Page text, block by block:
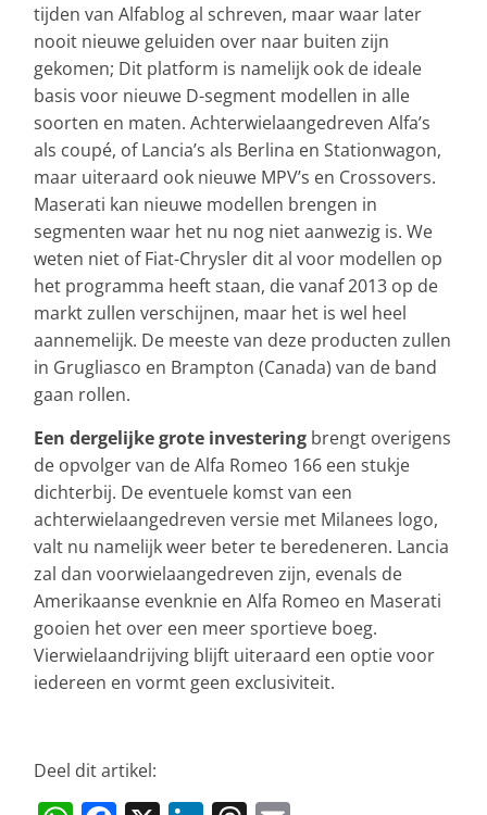
tijden van Alfablog al schreven, maar waar later
nooit nieuwe geluiden over naar buiten zijn
gekomen; Dit platform is namelijk ook de ideale
basis voor nieuwe D-segment modellen in alle
soorten en maten. Achterwielaangedreven Alfa’s
als coupé, of Lancia’s als Berlina en Stationwagon,
maar uiteraard ook nieuwe MPV’s en Crossovers.
Maserati kan nieuwe modellen brengen in
segmenten waar het nu nog niet aanwezig is. We
weten niet of Fiat-Chrysler dit al voor modellen op
het programma heeft staan, die vanaf 2013 op de
markt zullen verschijnen, maar het is wel heel
aannemelijk. De meeste van deze producten zullen
in Grugliasco en Brampton (Canada) van de band
gaan rollen.
Een dergelijke grote investering brengt overigens
de opvolger van de Alfa Romeo 166 een stukje
dichterbij. De eventuele komst van een
achterwielaangedreven versie met Milanees logo,
valt nu namelijk weer beter te beredeneren. Lancia
zal dan voorwielaangedreven zijn, evenals de
Amerikaanse evenknie en Alfa Romeo en Maserati
gooien het over een meer sportieve boeg.
Vierwielaandrijving blijft uiteraard een optie voor
iedereen en vormt geen exclusiviteit.
Deel dit artikel: